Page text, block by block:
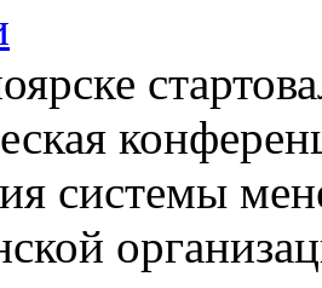
системы